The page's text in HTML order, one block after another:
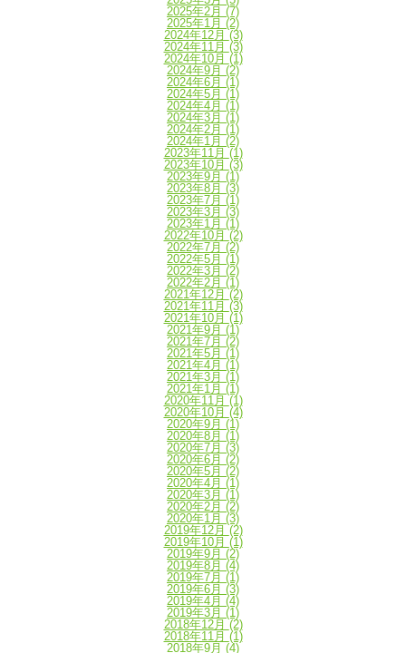
2025年2月 (7)
2025年1月 (2)
2024年12月 (3)
2024年11月 (3)
2024年10月 (1)
2024年9月 (2)
2024年6月 (1)
2024年5月 (1)
2024年4月 (1)
2024年3月 (1)
2024年2月 (1)
2024年1月 (2)
2023年11月 (1)
2023年10月 (3)
2023年9月 (1)
2023年8月 (3)
2023年7月 (1)
2023年3月 (3)
2023年1月 (1)
2022年10月 (2)
2022年7月 (2)
2022年5月 (1)
2022年3月 (2)
2022年2月 (1)
2021年12月 (2)
2021年11月 (3)
2021年10月 (1)
2021年9月 (1)
2021年7月 (2)
2021年5月 (1)
2021年4月 (1)
2021年3月 (1)
2021年1月 (1)
2020年11月 (1)
2020年10月 (4)
2020年9月 (1)
2020年8月 (1)
2020年7月 (3)
2020年6月 (2)
2020年5月 (2)
2020年4月 (1)
2020年3月 (1)
2020年2月 (2)
2020年1月 (3)
2019年12月 (2)
2019年10月 (1)
2019年9月 (2)
2019年8月 (4)
2019年7月 (1)
2019年6月 (3)
2019年4月 (4)
2019年3月 (1)
2018年12月 (2)
2018年11月 (1)
2018年9月 (4)